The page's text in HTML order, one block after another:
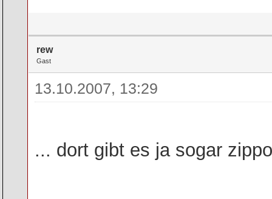
rew
Gast
13.10.2007, 13:29
... dort gibt es ja sogar